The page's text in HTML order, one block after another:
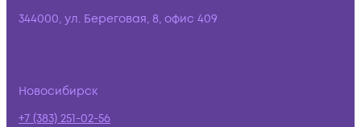
344000, ул. Береговая, 8, офис 409
Новосибирск
+7 (383) 251-02-56